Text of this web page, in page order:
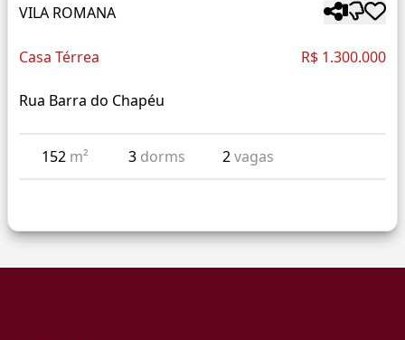
VILA ROMANA
Casa Térrea R$ 1.300.000
Rua Barra do Chapéu
152 m² 3 dorms 2vagas